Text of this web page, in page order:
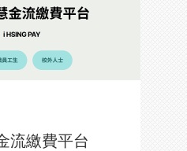
流繳費平台